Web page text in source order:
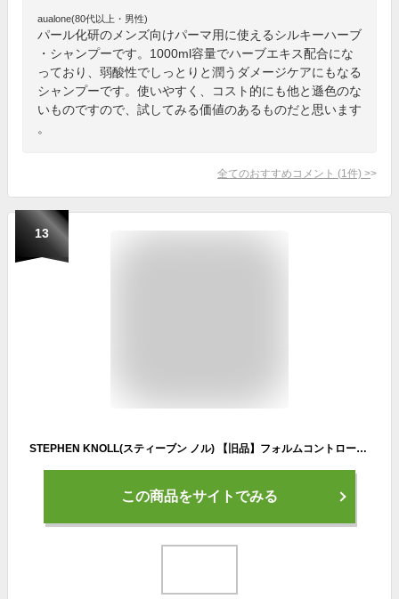
aualone(80代以上・男性)
パール化研のメンズ向けパーマ用に使えるシルキーハーブ
・シャンプーです。1000ml容量でハーブエキス配合にな
っており、弱酸性でしっとりと潤うダメージケアにもなる
シャンプーです。使いやすく、コスト的にも他と遜色のな
いものですので、試してみる価値のあるものだと思います
。
全てのおすすめコメント (1 件) >
13
STEPHEN KNOLL(スティーブン ノル) 【旧品】フォルムコントロール シャンプー 500mL
この商品をサイトでみる